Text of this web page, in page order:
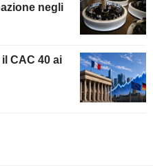
negli
CAC 40 ai